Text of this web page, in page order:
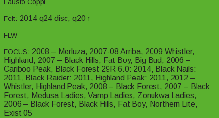
Fausto Coppi
Felt: 2014 q24 disc, q20 r
FLW
FOCUS: 2008 – Merluza, 2007-08 Arriba, 2009 Whistler,
Highland, 2007 – Black Hills, Fat Boy, Big Bud, 2006 –
Cariboo Peak, Black Forest 29R 6.0: 2014, Black Nails:
2011, Black Raider: 2011, Highland Peak: 2011, 2012 –
Whistler, Highland Peak, 2008 – Black Forest, 2007 – Black
Forest, Medusa Ladies, Vamp Ladies, Zonukwa Ladies,
2006 – Black Forest, Black Hills, Fat Boy, Northern Lite,
Exist 05